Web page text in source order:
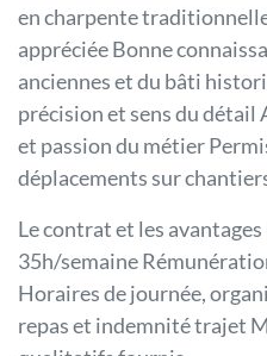
en charpente
appréciée Bonne
anciennes et du bâti
précision et sens du détail
et passion du métier
déplacements sur
Le contrat et les
35h/semaine
Horaires de journée,
repas et indemnité trajet